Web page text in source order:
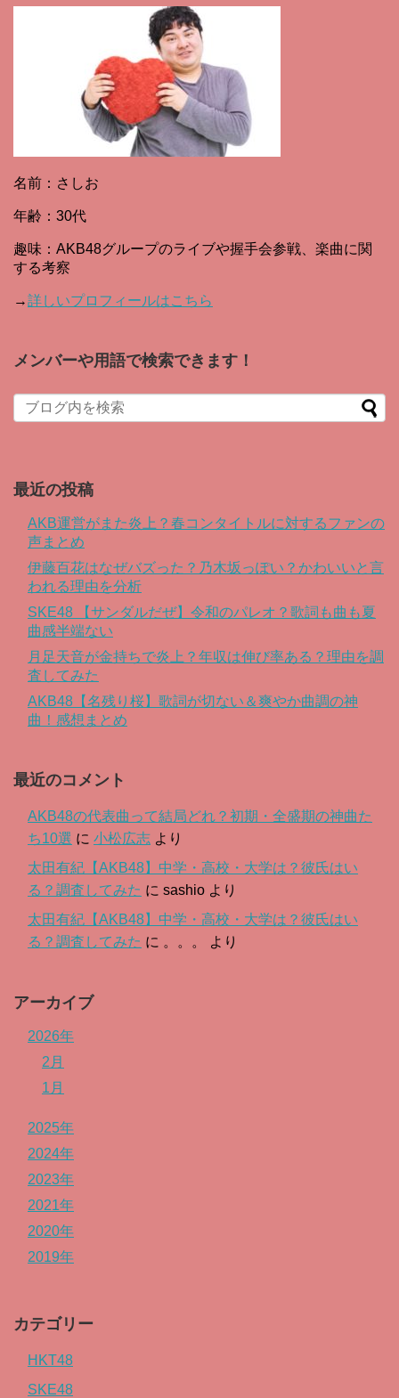
名前：さしお
年齢：30代
趣味：AKB48グループのライブや握手会参戦、楽曲に関
する考察
→詳しいプロフィールはこちら
メンバーや用語で検索できます！
最近の投稿
AKB運営がまた炎上？春コンタイトルに対するファンの
声まとめ
伊藤百花はなぜバズった？乃木坂っぽい？かわいいと言
われる理由を分析
SKE48 【サンダルだぜ】令和のパレオ？歌詞も曲も夏
曲感半端ない
月足天音が金持ちで炎上？年収は伸び率ある？理由を調
査してみた
AKB48【名残り桜】歌詞が切ない＆爽やか曲調の神
曲！感想まとめ
最近のコメント
AKB48の代表曲って結局どれ？初期・全盛期の神曲た
ち10選 に 小松広志 より
太田有紀【AKB48】中学・高校・大学は？彼氏はい
る？調査してみた に sashio より
太田有紀【AKB48】中学・高校・大学は？彼氏はい
る？調査してみた に 。。。 より
アーカイブ
2026年
2月
1月
2025年
2024年
2023年
2021年
2020年
2019年
カテゴリー
HKT48
SKE48